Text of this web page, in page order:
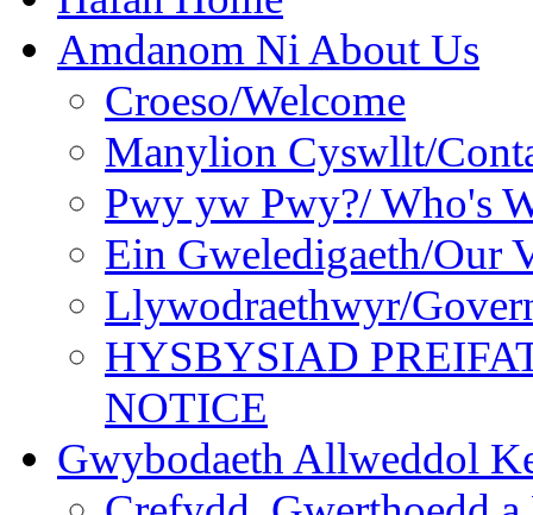
Amdanom Ni About Us
Croeso/Welcome
Manylion Cyswllt/
Pwy yw Pwy?/ Who's
Ein Gweledigaeth/Our
Llywodraethwyr/
HYSBYSIAD
NOTICE
Gwybodaeth Allweddol